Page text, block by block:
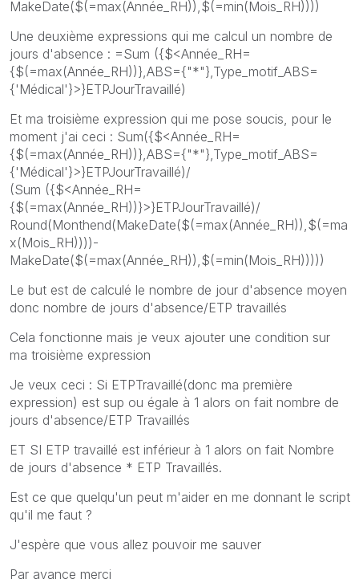
MakeDate($(=max(Année_RH)),$(=min(Mois_RH))))
Une deuxième expressions qui me calcul un nombre de
jours d'absence : =Sum ({$<Année_RH=
{$(=max(Année_RH))},ABS={"*"},Type_motif_ABS=
{'Médical'}>}ETPJourTravaillé)
Et ma troisième expression qui me pose soucis, pour le
moment j'ai ceci : Sum({$<Année_RH=
{$(=max(Année_RH))},ABS={"*"},Type_motif_ABS=
{'Médical'}>}ETPJourTravaillé)/
(Sum ({$<Année_RH=
{$(=max(Année_RH))}>}ETPJourTravaillé)/
Round(Monthend(MakeDate($(=max(Année_RH)),$(=ma
x(Mois_RH))))-
MakeDate($(=max(Année_RH)),$(=min(Mois_RH)))))
Le but est de calculé le nombre de jour d'absence moyen
donc nombre de jours d'absence/ETP travaillés
Cela fonctionne mais je veux ajouter une condition sur
ma troisième expression
Je veux ceci : Si ETPTravaillé(donc ma première
expression) est sup ou égale à 1 alors on fait nombre de
jours d'absence/ETP Travaillés
ET SI ETP travaillé est inférieur à 1 alors on fait Nombre
de jours d'absence * ETP Travaillés.
Est ce que quelqu'un peut m'aider en me donnant le script
qu'il me faut ?
J'espère que vous allez pouvoir me sauver
Par avance merci